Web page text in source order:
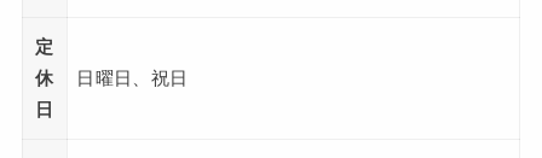
定
休
日
日曜日、祝日